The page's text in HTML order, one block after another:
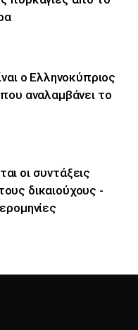
ο Ελληνοκύπριος
αναλαμβάνει το
οι συντάξεις
δικαιούχους -